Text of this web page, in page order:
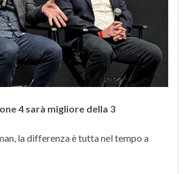
4 sarà migliore della 3
la differenza è tutta nel tempo a